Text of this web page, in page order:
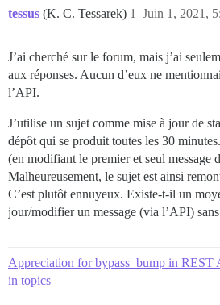
tessus (K. C. Tessarek) Juin 1, 2021,
1
J’ai cherché sur le forum, mais j’ai
aux réponses. Aucun d’eux ne
l’API.
J’utilise un sujet comme mise à jour de
dépôt qui se produit toutes les 30
(en modifiant le premier et seul message
Malheureusement, le sujet est ainsi
C’est plutôt ennuyeux. Existe-t-il un
jour/modifier un message (via l’API)
Appreciation for bypass_bump in REST
in topics